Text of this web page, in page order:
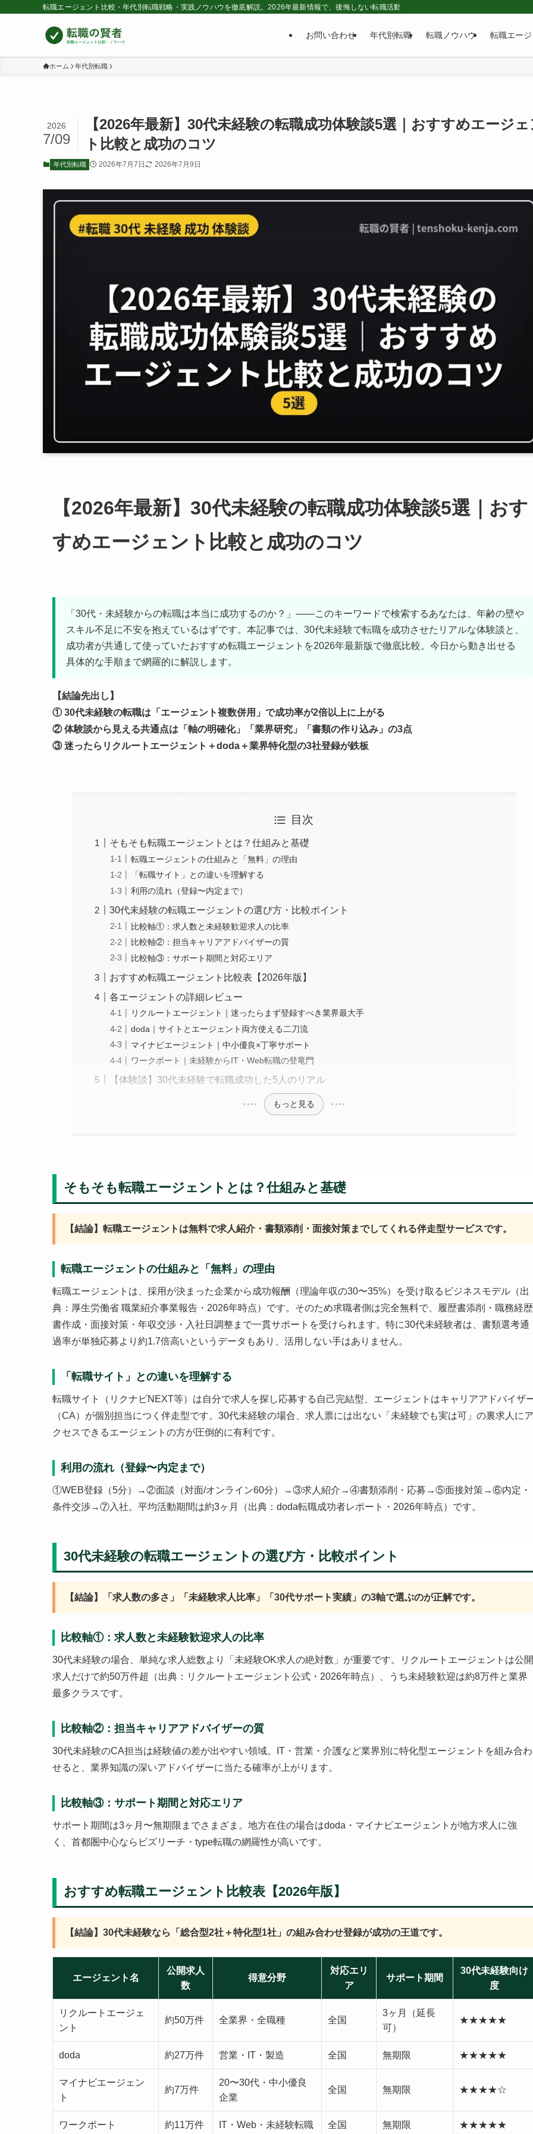
転職エージェント比較・年代別転職戦略・実践ノウハウを徹底解説。2026年最新情報で、後悔しない転職活動をサポートする転職情報メディアです。
お問い合わせ 年代別転職 転職ノウハウ 転職エー
ホーム 年代別転職
【2026年最新】30代未経験の転職成功体験談5選｜おすすめエージ
ト比較と成功のコツ
2026
7/09
年代別転職 2026年7月7日 2026年7月9日
【2026年最新】30代未経験の転職成功体験談5選｜おす
すめエージェント比較と成功のコツ
「30代・未経験からの転職は本当に成功するのか？」——このキーワードで検索するあなたは、年齢の壁や
スキル不足に不安を抱えているはずです。本記事では、30代未経験で転職を成功させたリアルな体験談と、
成功者が共通して使っていたおすすめ転職エージェントを2026年最新版で徹底比較。今日から動き出せる
具体的な手順まで網羅的に解説します。
【結論先出し】
① 30代未経験の転職は「エージェント複数併用」で成功率が2倍以上に上がる
② 体験談から見える共通点は「軸の明確化」「業界研究」「書類の作り込み」の3点
③ 迷ったらリクルートエージェント＋doda＋業界特化型の3社登録が鉄板
目次
そもそも転職エージェントとは？仕組みと基礎
転職エージェントの仕組みと「無料」の理由
「転職サイト」との違いを理解する
利用の流れ（登録〜内定まで）
30代未経験の転職エージェントの選び方・比較ポイント
比較軸①：求人数と未経験歓迎求人の比率
比較軸②：担当キャリアアドバイザーの質
比較軸③：サポート期間と対応エリア
おすすめ転職エージェント比較表【2026年版】
各エージェントの詳細レビュー
リクルートエージェント｜迷ったらまず登録すべき業界最大手
doda｜サイトとエージェント両方使える二刀流
マイナビエージェント｜中小優良×丁寧サポート
ワークポート｜未経験からIT・Web転職の登竜門
【体験談】30代未経験で転職成功した5人のリアル
もっと見る
そもそも転職エージェントとは？仕組みと基礎
【結論】転職エージェントは無料で求人紹介・書類添削・面接対策までしてくれる伴走型サービスです。
転職エージェントの仕組みと「無料」の理由
転職エージェントは、採用が決まった企業から成功報酬（理論年収の30〜35%）を受け取るビジネスモデル（出
典：厚生労働省 職業紹介事業報告・2026年時点）です。そのため求職者側は完全無料で、履歴書添削・職務経歴
書作成・面接対策・年収交渉・入社日調整まで一貫サポートを受けられます。特に30代未経験者は、書類選考通
過率が単独応募より約1.7倍高いというデータもあり、活用しない手はありません。
「転職サイト」との違いを理解する
転職サイト（リクナビNEXT等）は自分で求人を探し応募する自己完結型、エージェントはキャリアアドバイザ
（CA）が個別担当につく伴走型です。30代未経験の場合、求人票には出ない「未経験でも実は可」の裏求人にア
クセスできるエージェントの方が圧倒的に有利です。
利用の流れ（登録〜内定まで）
①WEB登録（5分）→②面談（対面/オンライン60分）→③求人紹介→④書類添削・応募→⑤面接対策→⑥内定・
条件交渉→⑦入社。平均活動期間は約3ヶ月（出典：doda転職成功者レポート・2026年時点）です。
30代未経験の転職エージェントの選び方・比較ポイント
【結論】「求人数の多さ」「未経験求人比率」「30代サポート実績」の3軸で選ぶのが正解です。
比較軸①：求人数と未経験歓迎求人の比率
30代未経験の場合、単純な求人総数より「未経験OK求人の絶対数」が重要です。リクルートエージェントは公開
求人だけで約50万件超（出典：リクルートエージェント公式・2026年時点）、うち未経験歓迎は約8万件と業界
最多クラスです。
比較軸②：担当キャリアアドバイザーの質
30代未経験のCA担当は経験値の差が出やすい領域。IT・営業・介護など業界別に特化型エージェントを組み合わ
せると、業界知識の深いアドバイザーに当たる確率が上がります。
比較軸③：サポート期間と対応エリア
サポート期間は3ヶ月〜無期限までさまざま。地方在住の場合はdoda・マイナビエージェントが地方求人に強
く、首都圏中心ならビズリーチ・type転職の網羅性が高いです。
おすすめ転職エージェント比較表【2026年版】
【結論】30代未経験なら「総合型2社＋特化型1社」の組み合わせ登録が成功の王道です。
エージェント名
公開求人
数
得意分野
対応エリ
ア
サポート期間
30代未経験向け
度
リクルートエージェ
ント
約50万件 全業界・全職種 全国
3ヶ月（延長
可）
★★★★★
doda 約27万件 営業・IT・製造 全国 無期限 ★★★★★
マイナビエージェン
ト
約7万件
20〜30代・中小優良
企業
全国 無期限 ★★★★☆
ワークポート 約11万件 IT・Web・未経験転職 全国 無期限 ★★★★★